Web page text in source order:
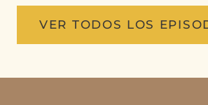
VER TODOS LOS